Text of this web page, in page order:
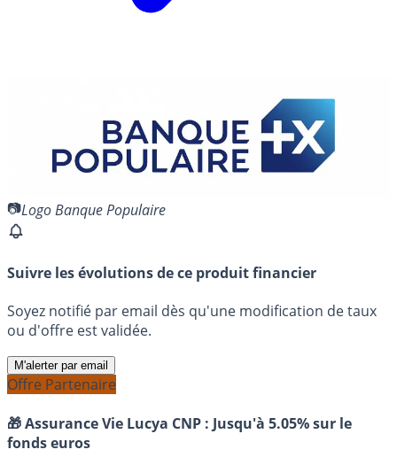
Logo Banque Populaire
Suivre les évolutions de ce produit financier
Soyez notifié par email dès qu'une modification de taux
ou d'offre est validée.
M'alerter par email
Offre Partenaire
🎁 Assurance Vie Lucya CNP : Jusqu'à 5.05% sur le
fonds euros